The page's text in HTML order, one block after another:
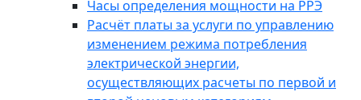
Часы определения мощности на РРЭ
Расчёт платы за услуги по управлению
изменением режима потребления
электрической энергии,
осуществляющих расчеты по первой и